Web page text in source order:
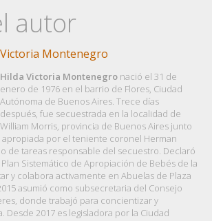
autor
Victoria Montenegro
Hilda Victoria Montenegro nació el 31 de
enero de 1976 en el barrio de Flores, Ciudad
Autónoma de Buenos Aires. Trece días
después, fue secuestrada en la localidad de
William Morris, provincia de Buenos Aires junto
apropiada por el teniente coronel Herman
de tareas responsable del secuestro. Declaró
Sistemático de Apropiación de Bebés de la
y colabora activamente en Abuelas de Plaza
asumió como subsecretaria del Consejo
donde trabajó para concientizar y
Desde 2017 es legisladora por la Ciudad